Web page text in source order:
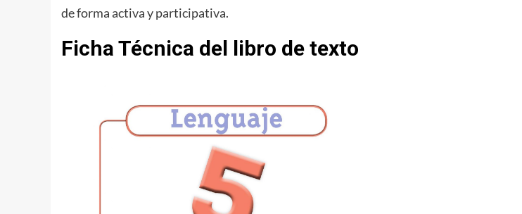
de forma activa y participativa.
Ficha Técnica del libro de texto